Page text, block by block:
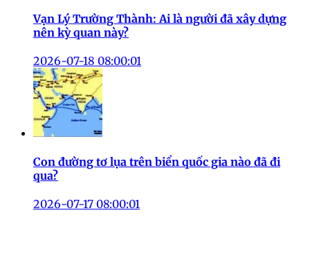
Vạn Lý Trường Thành: Ai là người đã xây dựng
nên kỳ quan này?
2026-07-18 08:00:01
Con đường tơ lụa trên biển quốc gia nào đã đi
qua?
2026-07-17 08:00:01